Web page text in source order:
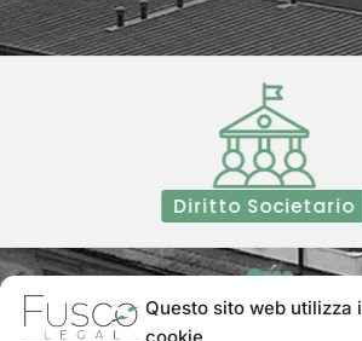
Questo sito web utilizza i